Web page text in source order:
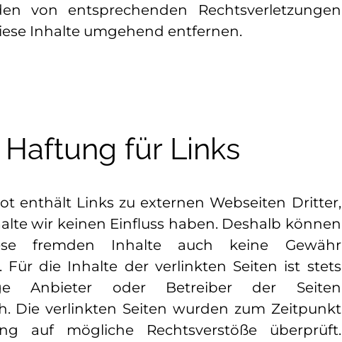
von entsprechenden Rechtsverletzungen
Inhalte umgehend entfernen.
Haftung für Links
enthält Links zu externen Webseiten Dritter,
wir keinen Einfluss haben. Deshalb können
fremden Inhalte auch keine Gewähr
Für die Inhalte der verlinkten Seiten ist stets
Anbieter oder Betreiber der Seiten
Die verlinkten Seiten wurden zum Zeitpunkt
auf mögliche Rechtsverstöße überprüft.